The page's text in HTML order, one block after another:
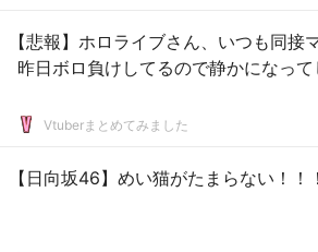
【悲報】ホロライブさん、いつも同接
昨日ボロ負けしてるので静かになって
Vtuberまとめてみました
【日向坂46】めい猫がたまらない！！！